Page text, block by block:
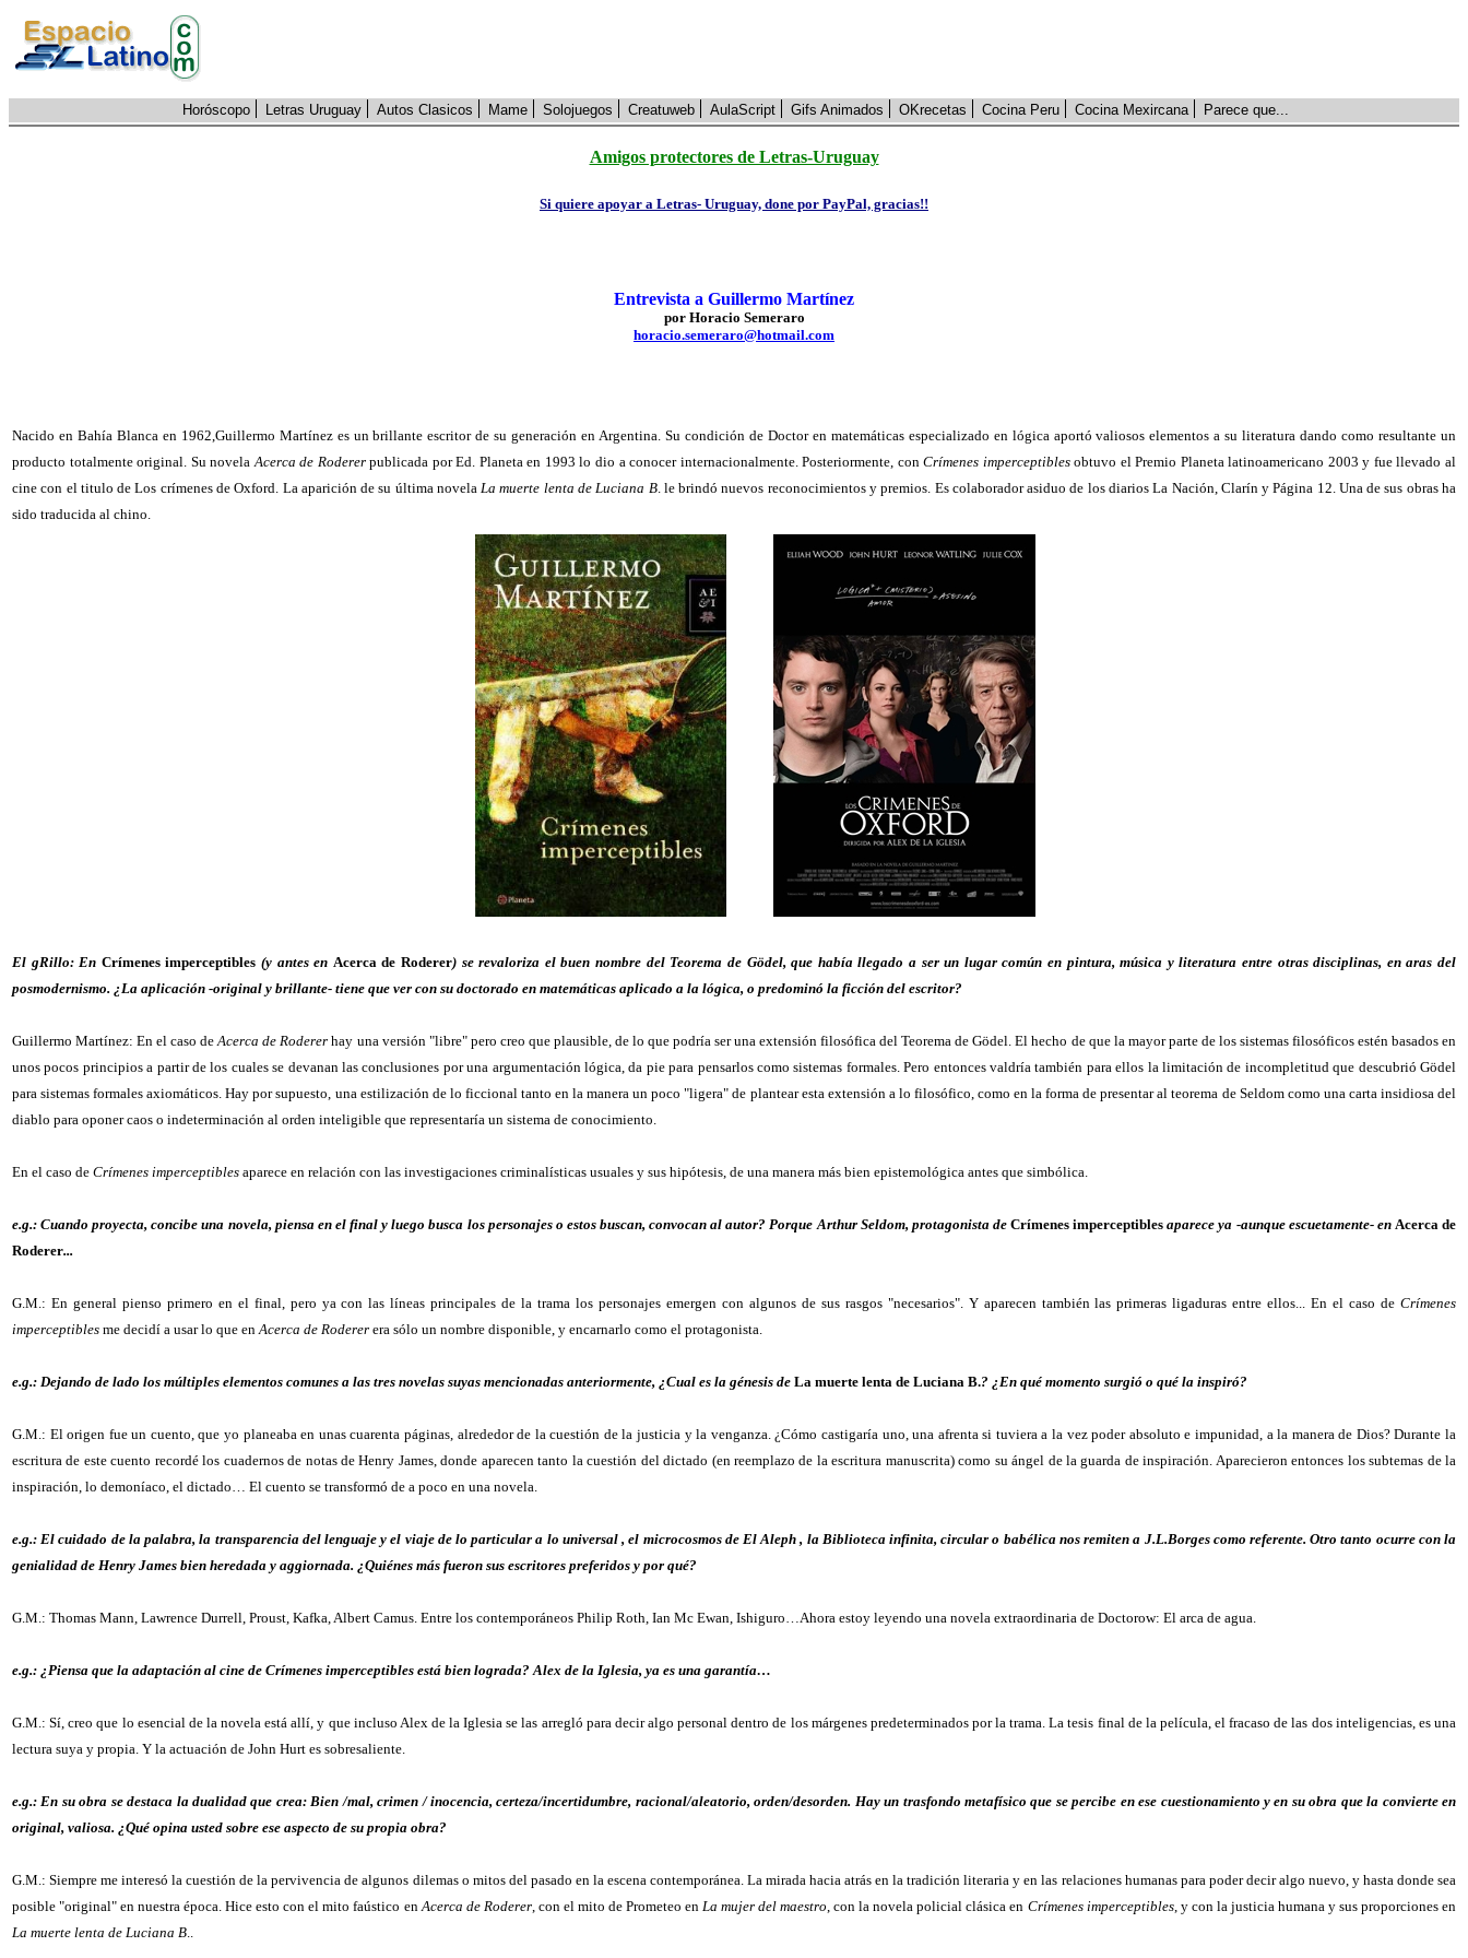
Horóscopo Letras Uruguay Autos Clasicos Mame Solojuegos Creatuweb AulaScript Gifs Animados OKrecetas Cocina Peru Cocina Mexircana Parece que...
Amigos protectores de Letras-Uruguay
Si quiere apoyar a Letras- Uruguay, done por PayPal, gracias!!
Entrevista a Guillermo Martínez
por Horacio Semeraro
horacio.semeraro@hotmail.com
Nacido en Bahía Blanca en 1962,Guillermo Martínez es un brillante escritor de su generación en Argentina. Su condición de Doctor en matemáticas especializado en lógica aportó valiosos elementos a su literatura dando como resultante un
producto totalmente original. Su novelaAcerca de Rodererpublicada por Ed. Planeta en 1993 lo dio a conocer internacionalmente. Posteriormente, conCrímenes imperceptiblesobtuvo el Premio Planeta latinoamericano 2003 y fue llevado al
cine con el titulo de Los crímenes de Oxford. La aparición de su última novelaLa muerte lenta de Luciana B. le brindó nuevos reconocimientos y premios. Es colaborador asiduo de los diarios La Nación, Clarín y Página 12. Una de sus obras ha
sido traducida al chino.
El gRillo: En Crímenes imperceptibles (y antes en Acerca de Roderer) se revaloriza el buen nombre del Teorema de Gödel, que había llegado a ser un lugar común en pintura, música y literatura entre otras disciplinas, en aras del
posmodernismo. ¿La aplicación -original y brillante- tiene que ver con su doctorado en matemáticas aplicado a la lógica, o predominó la ficción del escritor?
Guillermo Martínez: En el caso deAcerca de Roderer hay una versión "libre" pero creo que plausible, de lo que podría ser una extensión filosófica del Teorema de Gödel. El hecho de que la mayor parte de los sistemas filosóficos estén basados en
unos pocos principios a partir de los cuales se devanan las conclusiones por una argumentación lógica, da pie para pensarlos como sistemas formales. Pero entonces valdría también para ellos la limitación de incompletitud que descubrió Gödel
para sistemas formales axiomáticos. Hay por supuesto, una estilización de lo ficcional tanto en la manera un poco "ligera" de plantear esta extensión a lo filosófico, como en la forma de presentar al teorema de Seldom como una carta insidiosa del
diablo para oponer caos o indeterminación al orden inteligible que representaría un sistema de conocimiento.
En el caso de Crímenes imperceptibles aparece en relación con las investigaciones criminalísticas usuales y sus hipótesis, de una manera más bien epistemológica antes que simbólica.
e.g.: Cuando proyecta, concibe una novela, piensa en el final y luego busca los personajes o estos buscan, convocan al autor? Porque Arthur Seldom, protagonista deCrímenes imperceptibles aparece ya -aunque escuetamente- en Acerca de
Roderer...
G.M.: En general pienso primero en el final, pero ya con las líneas principales de la trama los personajes emergen con algunos de sus rasgos "necesarios". Y aparecen también las primeras ligaduras entre ellos... En el caso de Crímenes
imperceptibles me decidí a usar lo que enAcerca de Roderer era sólo un nombre disponible, y encarnarlo como el protagonista.
e.g.: Dejando de lado los múltiples elementos comunes a las tres novelas suyas mencionadas anteriormente, ¿Cual es la génesis de La muerte lenta de Luciana B.? ¿En qué momento surgió o qué la inspiró?
G.M.: El origen fue un cuento, que yo planeaba en unas cuarenta páginas, alrededor de la cuestión de la justicia y la venganza. ¿Cómo castigaría uno, una afrenta si tuviera a la vez poder absoluto e impunidad, a la manera de Dios? Durante la
escritura de este cuento recordé los cuadernos de notas de Henry James, donde aparecen tanto la cuestión del dictado (en reemplazo de la escritura manuscrita) como su ángel de la guarda de inspiración. Aparecieron entonces los subtemas de la
inspiración, lo demoníaco, el dictado… El cuento se transformó de a poco en una novela.
e.g.: El cuidado de la palabra, la transparencia del lenguaje y el viaje de lo particular a lo universal , el microcosmos de El Aleph , la Biblioteca infinita, circular o babélica nos remiten a J.L.Borges como referente. Otro tanto ocurre con la
genialidad de Henry James bien heredada y aggiornada. ¿Quiénes más fueron sus escritores preferidos y por qué?
G.M.: Thomas Mann, Lawrence Durrell, Proust, Kafka, Albert Camus. Entre los contemporáneos Philip Roth, Ian Mc Ewan, Ishiguro…Ahora estoy leyendo una novela extraordinaria de Doctorow: El arca de agua.
e.g.: ¿Piensa que la adaptación al cine de Crímenes imperceptibles está bien lograda? Alex de la Iglesia, ya es una garantía…
G.M.: Sí, creo que lo esencial de la novela está allí, y que incluso Alex de la Iglesia se las arregló para decir algo personal dentro de los márgenes predeterminados por la trama. La tesis final de la película, el fracaso de las dos inteligencias, es una
lectura suya y propia. Y la actuación de John Hurt es sobresaliente.
e.g.: En su obra se destaca la dualidad que crea: Bien /mal, crimen / inocencia, certeza/incertidumbre, racional/aleatorio, orden/desorden. Hay un trasfondo metafísico que se percibe en ese cuestionamiento y en su obra que la convierte en
original, valiosa. ¿Qué opina usted sobre ese aspecto de su propia obra?
G.M.: Siempre me interesó la cuestión de la pervivencia de algunos dilemas o mitos del pasado en la escena contemporánea. La mirada hacia atrás en la tradición literaria y en las relaciones humanas para poder decir algo nuevo, y hasta donde sea
posible "original" en nuestra época. Hice esto con el mito faústico enAcerca de Roderer, con el mito de Prometeo enLa mujer del maestro, con la novela policial clásica en Crímenes imperceptibles, y con la justicia humana y sus proporciones en
La muerte lenta de Luciana B..